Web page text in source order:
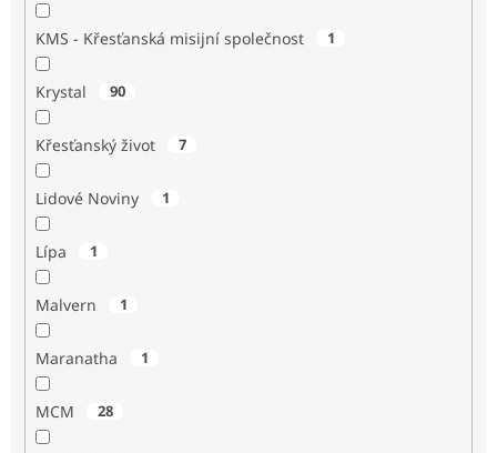
KMS - Křesťanská misijní společnost 1
Krystal 90
Křesťanský život 7
Lidové Noviny 1
Lípa 1
Malvern 1
Maranatha 1
MCM 28